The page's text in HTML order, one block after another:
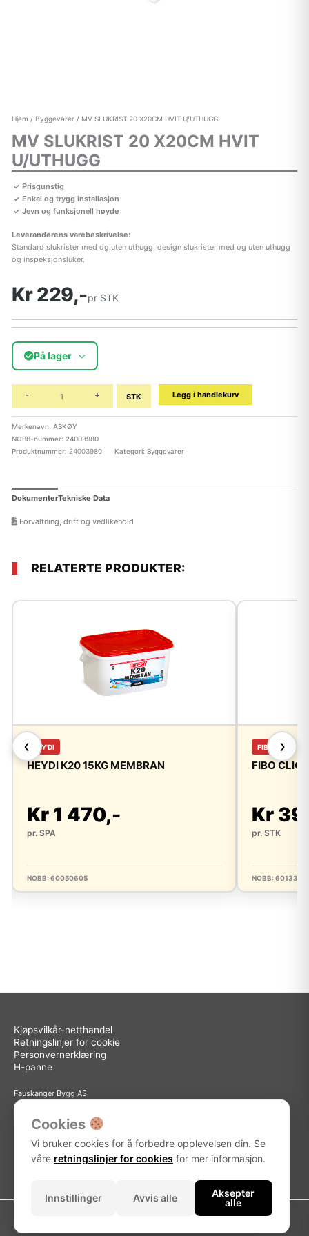
Hjem / Byggevarer/ MV SLUKRIST 20 X20CM HVIT U/UTHUGG
MV SLUKRIST 20 X20CM HVIT
U/UTHUGG
Prisgunstig
Enkel og trygg installasjon
Jevn og funksjonell høyde
Leverandørens varebeskrivelse:
Standard slukrister med og uten uthugg, design slukrister med og uten uthugg
og inspeksjonsluker.
Kr 229,-pr STK
På lager
- + STK Legg i handlekurv
Merkenavn: ASKØY
NOBB-nummer: 24003980
Produktnummer: 24003980 Kategori: Byggevarer
DokumenterTekniske Data
Forvaltning, drift og vedlikehold
RELATERTE PRODUKTER:
❮ HEY'DI
HEYDI K20 15KG MEMBRAN
Kr 1 470,-
pr. SPA
NOBB: 60050605
FIBO
FIBO
Kr
pr. STK
NOBB:
❯
Kjøpsvilkår-netthandel
Retningslinjer for cookie
Personvernerklæring
H-panne
Fauskanger Bygg AS
Org.nr: 936 558 585
Sted: Askøy
Adresse: Storebotn 15, 5309 Kleppestø
Telefon: 56 15 15 30
E-post: info@fauskanger.byggern.no
Cookies
Vi bruker cookies for å forbedre opplevelsen din. Se
våre retningslinjer for cookies for mer informasjon.
Innstillinger Avvis alle
Aksepter
alle
Kontakt oss
Open chaty